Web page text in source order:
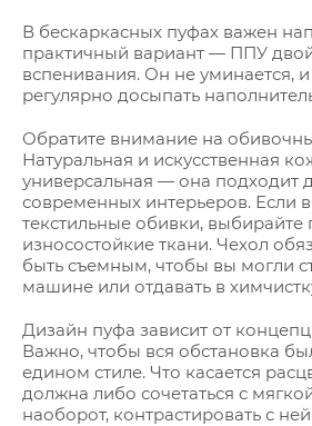
В бескаркасных пуфах важен
практичный вариант — ППУ
вспенивания. Он не уминается,
регулярно досыпать
Обратите внимание на
Натуральная и искусственная
универсальная — она подходит
современных интерьеров. Если
текстильные обивки,
износостойкие ткани. Чехол
быть съемным, чтобы вы могли
машине или отдавать в
Дизайн пуфа зависит от
Важно, чтобы вся обстановка
едином стиле. Что касается
должна либо сочетаться с
наоборот, контрастировать с